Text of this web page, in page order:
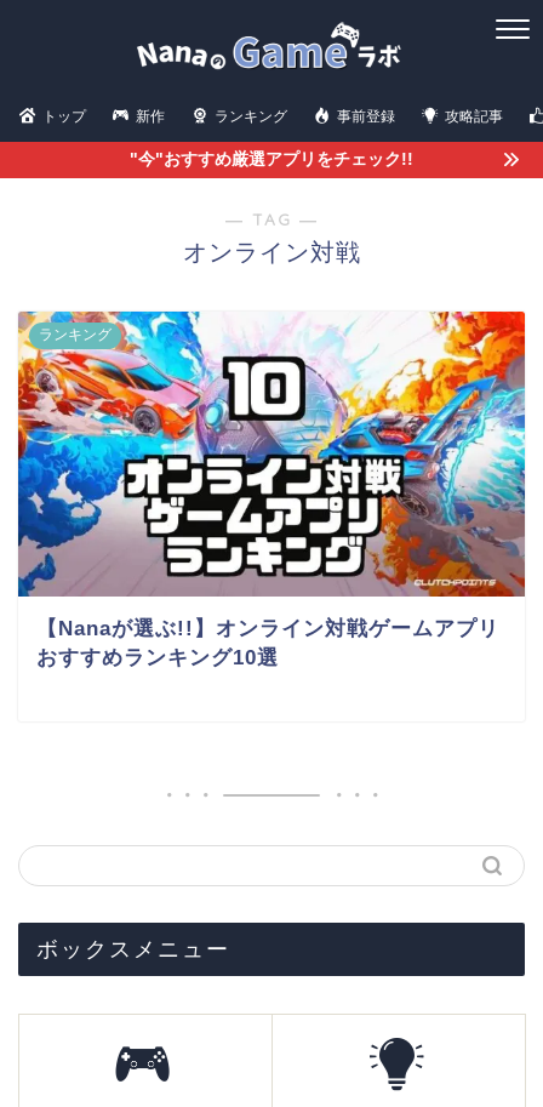
トップ 新作 ランキング 事前登録 攻略記事
"今"おすすめ厳選アプリをチェック!!
― TAG ―
オンライン対戦
ランキング
【Nanaが選ぶ!!】オンライン対戦ゲームアプリ
おすすめランキング10選
ボックスメニュー